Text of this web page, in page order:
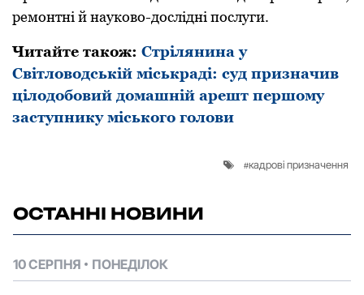
ремонтні й науково-дослідні послуги.
Читайте також: Стрілянина у
Світловодській міськраді: суд призначив
цілодобовий домашній арешт першому
заступнику міського голови
кадрові призначення
ОСТАННІ НОВИНИ
10 СЕРПНЯ ПОНЕДІЛОК